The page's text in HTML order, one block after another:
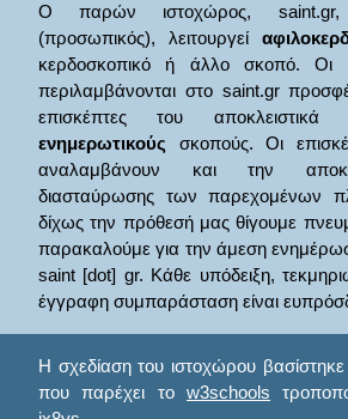
Ο παρών ιστοχώρος, saint.gr,
(προσωπικός), λειτουργεί
κερδοσκοπικό ή άλλο σκοπό. Οι
περιλαμβάνονται στο saint.gr
επισκέπτες του
ενημερωτικούς σκοπούς. Οι
αναλαμβάνουν και την
διασταύρωσης των παρεχομένων
δίχως την πρόθεσή μας θίγουμε
παρακαλούμε για την άμεση
saint [dot] gr. Κάθε υπόδειξη,
έγγραφη συμπαράσταση είναι
Η σχεδίαση του ιστοχώρου
που παρέχει το w3schools